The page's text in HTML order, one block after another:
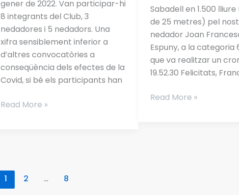
gener de 2022. Van participar-hi
8 integrants del Club, 3
nedadores i 5 nedadors. Una
xifra sensiblement inferior a
d’altres convocatòries a
conseqüència dels efectes de la
Covid, si bé els participants han
Read More »
Sabadell en 1.500
de 25 metres) pel
nedador Joan
Espuny, a la categoria
que va realitzar un
19.52.30 Felicitats,
amb
19.52.30
Read More »
1 2 … 8